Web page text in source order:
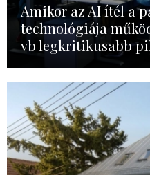
Amikor az AI ítél a
technológiája
vb legkritikusabb